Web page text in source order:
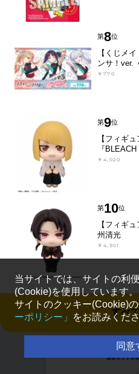
第8位
【くじメ
ンサ！ver.
￥770
第9位
【フィギ
『
￥4,020
第10位
【フィギ
州清光
￥4,301
すべ
当サイトでは、サイトの利
(Cookie)を使用しています。
サイトのクッキー(Cookie)の
ーポリシー」
をお読みくだ
同意